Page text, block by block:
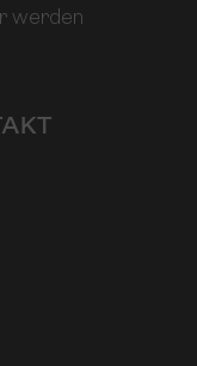
werden